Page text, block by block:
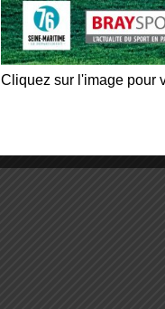
Cliquez sur l'image pour